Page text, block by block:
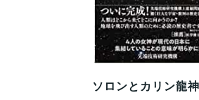
ソロンとカリン龍